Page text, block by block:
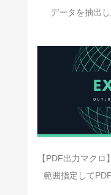
データを抽出
【PDF出力マク
範囲指定して